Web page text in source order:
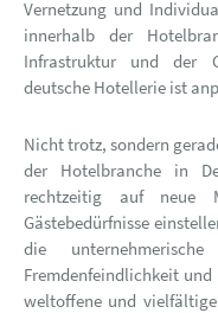
Vernetzung und
innerhalb der
Infrastruktur und der
deutsche Hotellerie ist
Nicht trotz, sondern
der Hotelbranche in
rechtzeitig auf neue
Gästebedürfnisse
die
Fremdenfeindlichkeit
weltoffene und